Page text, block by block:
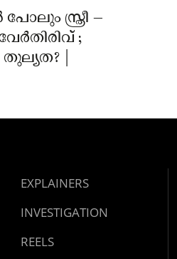
സ്ത്രീ –
;
|
EXPLAINERS
INVESTIGATION
REELS